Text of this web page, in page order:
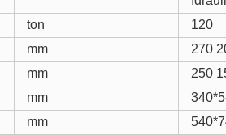
ton 120
mm 270
mm 250
mm
mm